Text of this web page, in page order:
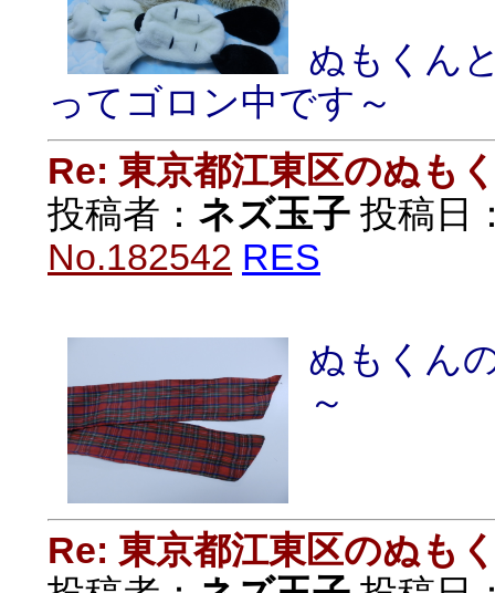
ぬもくん
ってゴロン中です～
Re: 東京都江東区のぬも
投稿者： ネズ玉子 投稿日
No.182542 RES
ぬもくん
～
Re: 東京都江東区のぬも